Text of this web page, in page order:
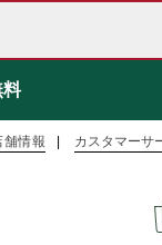
料
舗情報 カスタマーサ